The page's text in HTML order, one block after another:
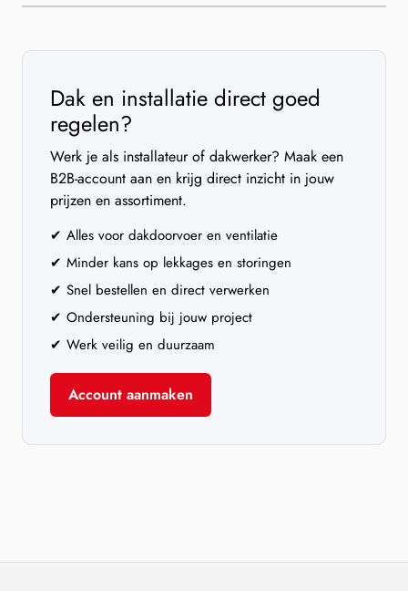
Dak en installatie direct goed
regelen?
Werk je als installateur of dakwerker? Maak een
B2B-account aan en krijg direct inzicht in jouw
prijzen en assortiment.
✔ Alles voor dakdoorvoer en ventilatie
✔ Minder kans op lekkages en storingen
✔ Snel bestellen en direct verwerken
✔ Ondersteuning bij jouw project
✔ Werk veilig en duurzaam
Account aanmaken